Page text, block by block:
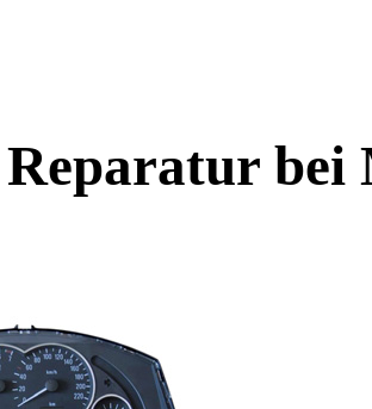
Reparatur bei